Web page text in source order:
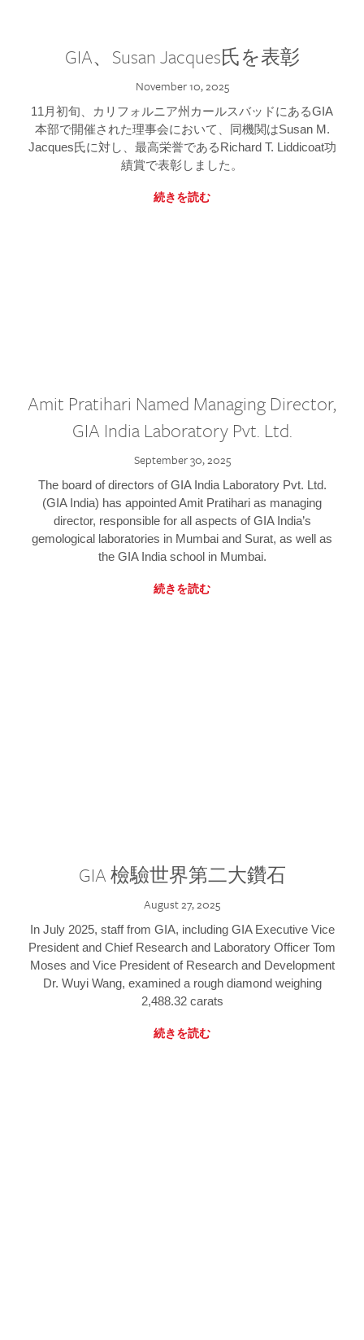
GIA、Susan Jacques氏を表彰
November 10, 2025
11月初旬、カリフォルニア州カールスバッドにあるGIA
本部で開催された理事会において、同機関はSusan M.
Jacques氏に対し、最高栄誉であるRichard T. Liddicoat功
績賞で表彰しました。
続きを読む
Amit Pratihari Named Managing Director,
GIA India Laboratory Pvt. Ltd.
September 30, 2025
The board of directors of GIA India Laboratory Pvt. Ltd.
(GIA India) has appointed Amit Pratihari as managing
director, responsible for all aspects of GIA India’s
gemological laboratories in Mumbai and Surat, as well as
the GIA India school in Mumbai.
続きを読む
GIA 檢驗世界第二大鑽石
August 27, 2025
In July 2025, staff from GIA, including GIA Executive Vice
President and Chief Research and Laboratory Officer Tom
Moses and Vice President of Research and Development
Dr. Wuyi Wang, examined a rough diamond weighing
2,488.32 carats
続きを読む